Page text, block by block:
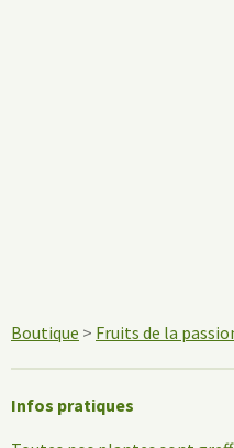
Boutique > Fruits de la
Infos pratiques